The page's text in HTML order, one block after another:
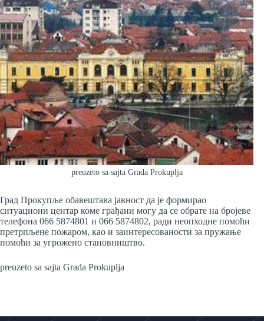
preuzeto sa sajta Grada Prokuplja
Град Прокупље обавештава јавност да је формирао
ситуациони центар коме грађани могу да се обрате на бројеве
телефона 066 5874801 и 066 5874802, ради неопходне помоћи
претрпљене пожаром, као и заинтересованости за пружање
помоћи за угрожено становништво.
preuzeto sa sajta Grada Prokuplja